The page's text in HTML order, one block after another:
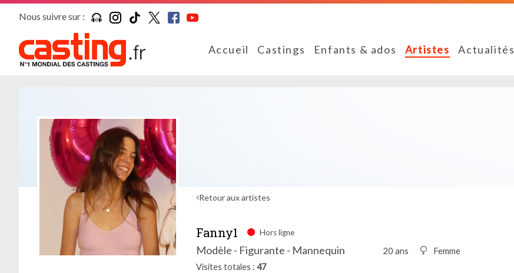
Nous suivre sur :
Accueil Castings Enfants & ados Artistes Actualités
Retour aux artistes
Fanny1 Hors ligne
Modèle - Figurante - Mannequin 20 ans Femme
Visites totales 47